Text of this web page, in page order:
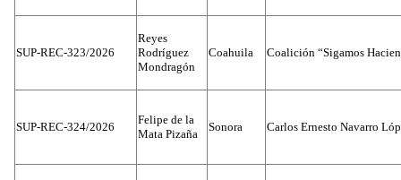
SUP-REC-323/2026
Reyes
Rodríguez
Mondragón
Coahuila Coalición “Sigamos
SUP-REC-324/2026
Felipe de la
Mata Pizaña
Sonora Carlos Ernesto Navarro